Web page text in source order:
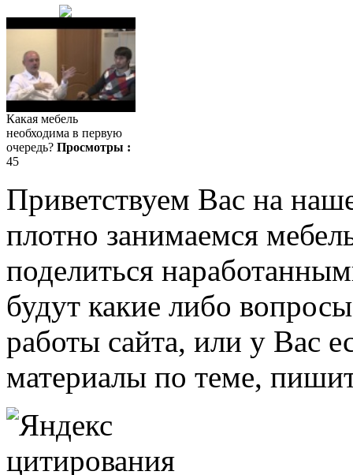
Какая мебель
необходима в первую
очередь? Просмотры :
45
Приветствуем Вас на
плотно занимаемся
поделиться
будут какие либо
работы сайта, или у Вас
материалы по теме,